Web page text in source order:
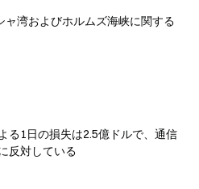
ャ湾およびホルムズ海峡に関する
る1日の損失は2.5億ドルで、通信
反対している